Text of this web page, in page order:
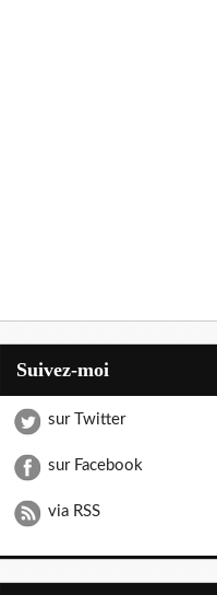
Suivez-moi
sur Twitter
sur Facebook
via RSS